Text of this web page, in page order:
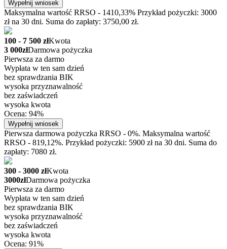
Wypełnij wniosek
Maksymalna wartość RRSO - 1410,33% Przykład pożyczki: 3000
zł na 30 dni. Suma do zapłaty: 3750,00 zł.
100 - 7 500 złKwota
3 000złDarmowa pożyczka
Pierwsza za darmo
Wypłata w ten sam dzień
bez sprawdzania BIK
wysoka przyznawalność
bez zaświadczeń
wysoka kwota
Ocena: 94%
Wypełnij wniosek
Pierwsza darmowa pożyczka RRSO - 0%. Maksymalna wartość
RRSO - 819,12%. Przykład pożyczki: 5900 zł na 30 dni. Suma do
zapłaty: 7080 zł.
300 - 3000 złKwota
3000złDarmowa pożyczka
Pierwsza za darmo
Wypłata w ten sam dzień
bez sprawdzania BIK
wysoka przyznawalność
bez zaświadczeń
wysoka kwota
Ocena: 91%